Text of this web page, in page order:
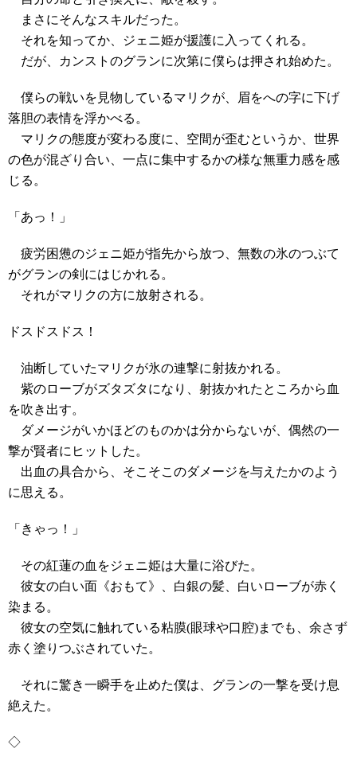
まさにそんなスキルだった。
それを知ってか、ジェニ姫が援護に入ってくれる。
だが、カンストのグランに次第に僕らは押され始めた。
僕らの戦いを見物しているマリクが、眉をへの字に下げ
落胆の表情を浮かべる。
マリクの態度が変わる度に、空間が歪むというか、世界
の色が混ざり合い、一点に集中するかの様な無重力感を感
じる。
「あっ！」
疲労困憊のジェニ姫が指先から放つ、無数の氷のつぶて
がグランの剣にはじかれる。
それがマリクの方に放射される。
ドスドスドス！
油断していたマリクが氷の連撃に射抜かれる。
紫のローブがズタズタになり、射抜かれたところから血
を吹き出す。
ダメージがいかほどのものかは分からないが、偶然の一
撃が賢者にヒットした。
出血の具合から、そこそこのダメージを与えたかのよう
に思える。
「きゃっ！」
その紅蓮の血をジェニ姫は大量に浴びた。
彼女の白い面《おもて》、白銀の髪、白いローブが赤く
染まる。
彼女の空気に触れている粘膜(眼球や口腔)までも、余さず
赤く塗りつぶされていた。
それに驚き一瞬手を止めた僕は、グランの一撃を受け息
絶えた。
◇